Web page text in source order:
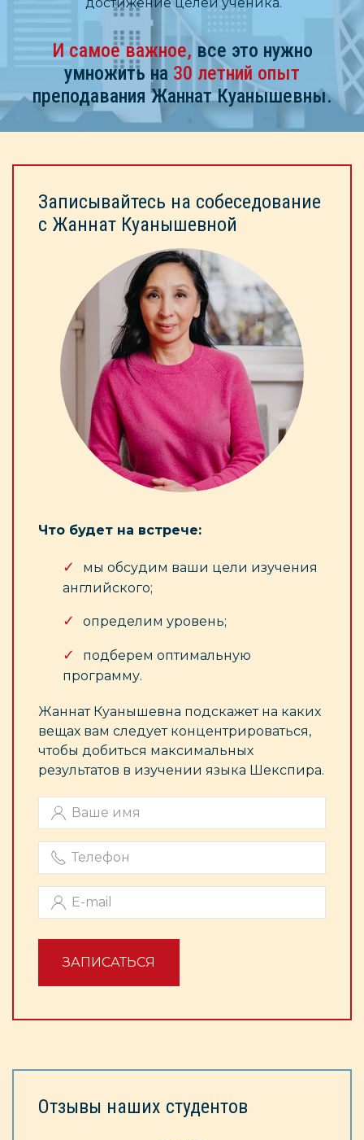
И самое важное, все это нужно
умножить на 30 летний опыт
преподавания Жаннат Куанышевны.
Записывайтесь на собеседование
с Жаннат Куанышевной
Что будет на встрече:
мы обсудим ваши цели изучения
английского;
определим уровень;
подберем оптимальную
программу.
Жаннат Куанышевна подскажет на каких
вещах вам следует концентрироваться,
чтобы добиться максимальных
результатов в изучении языка Шекспира.
Отзывы наших студентов